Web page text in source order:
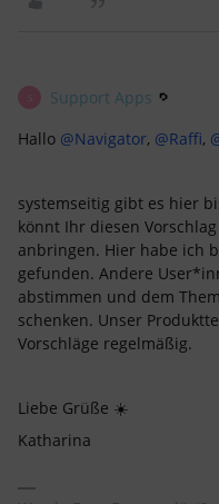
Support Apps
Hallo @Navigator, @Raffi,
systemseitig gibt es hier
könnt Ihr diesen
anbringen. Hier habe ich
gefunden. Andere
abstimmen und dem
schenken. Unser
Vorschläge regelmäßig.
Liebe Grüße ☀️
Katharina